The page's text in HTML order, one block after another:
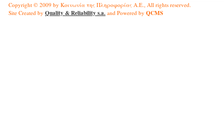
Copyright © 2009 by Κοινωνία της Πληροφορίας Α.Ε., All rights reserved.
Site Created by Quality & Reliability s.a. and Powered by QCMS